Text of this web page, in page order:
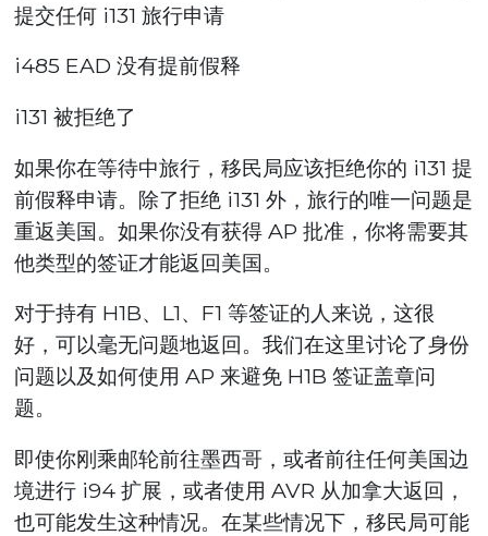
提交任何 i131 旅行申请
i485 EAD 没有提前假释
i131 被拒绝了
如果你在等待中旅行，移民局应该拒绝你的 i131 提
前假释申请。除了拒绝 i131 外，旅行的唯一问题是
重返美国。如果你没有获得 AP 批准，你将需要其
他类型的签证才能返回美国。
对于持有 H1B、L1、F1 等签证的人来说，这很
好，可以毫无问题地返回。我们在这里讨论了身份
问题以及如何使用 AP 来避免 H1B 签证盖章问
题。
即使你刚乘邮轮前往墨西哥，或者前往任何美国边
境进行 i94 扩展，或者使用 AVR 从加拿大返回，
也可能发生这种情况。在某些情况下，移民局可能